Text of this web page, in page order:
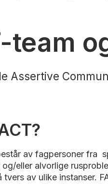
team
Assertive
av fagpersoner fra
eller alvorlige
tvers av ulike instanser.